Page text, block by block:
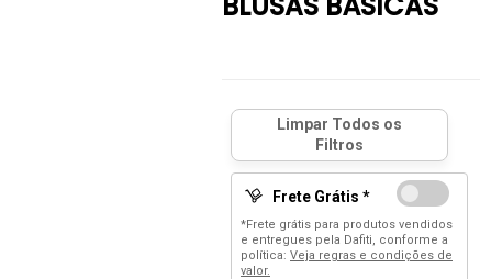
Frete Grátis *
*Frete grátis para produtos vendidos
e entregues pela Dafiti, conforme a
política: Veja regras e condições de
valor.